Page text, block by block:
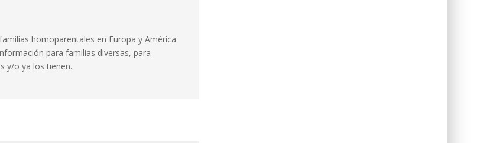
homoparentales en Europa y América
para familias diversas, para
y/o ya los tienen.